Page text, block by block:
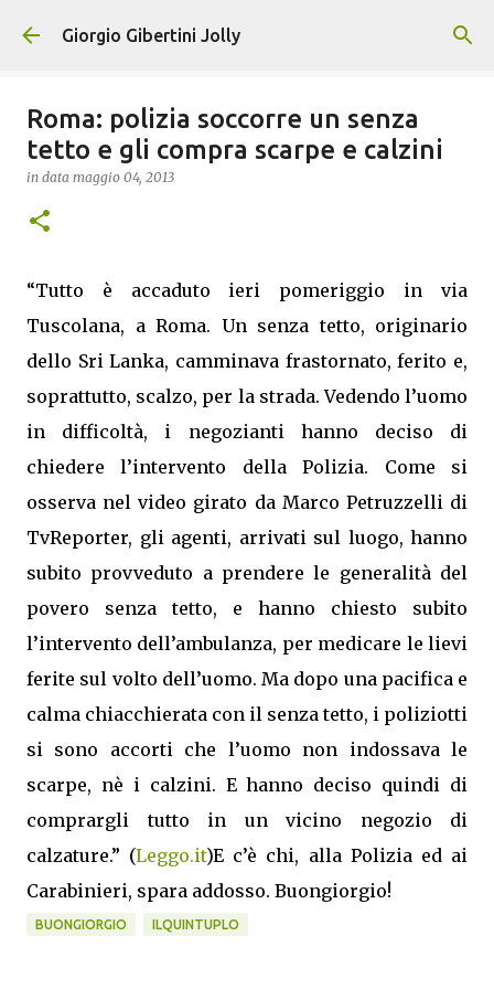
Passa ai contenuti principali
Giorgio Gibertini Jolly
Roma: polizia soccorre un senza
tetto e gli compra scarpe e calzini
in data maggio 04, 2013
“Tutto è accaduto ieri pomeriggio in via
Tuscolana, a Roma. Un senza tetto, originario
dello Sri Lanka, camminava frastornato, ferito e,
soprattutto, scalzo, per la strada. Vedendo l’uomo
in difficoltà, i negozianti hanno deciso di
chiedere l’intervento della Polizia. Come si
osserva nel video girato da Marco Petruzzelli di
TvReporter, gli agenti, arrivati sul luogo, hanno
subito provveduto a prendere le generalità del
povero senza tetto, e hanno chiesto subito
l’intervento dell’ambulanza, per medicare le lievi
ferite sul volto dell’uomo. Ma dopo una pacifica e
calma chiacchierata con il senza tetto, i poliziotti
si sono accorti che l’uomo non indossava le
scarpe, nè i calzini. E hanno deciso quindi di
comprargli tutto in un vicino negozio di
calzature.” (Leggo.it)E c’è chi, alla Polizia ed ai
Carabinieri, spara addosso. Buongiorgio!
BUONGIORGIO ILQUINTUPLO